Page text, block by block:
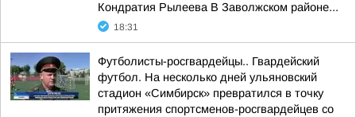
Кондратия Рылеева В Заволжском районе...
18:31
Футболисты-росгвардейцы.. Гвардейский
футбол. На несколько дней ульяновский
стадион «Симбирск» превратился в точку
притяжения спортсменов-росгвардейцев со